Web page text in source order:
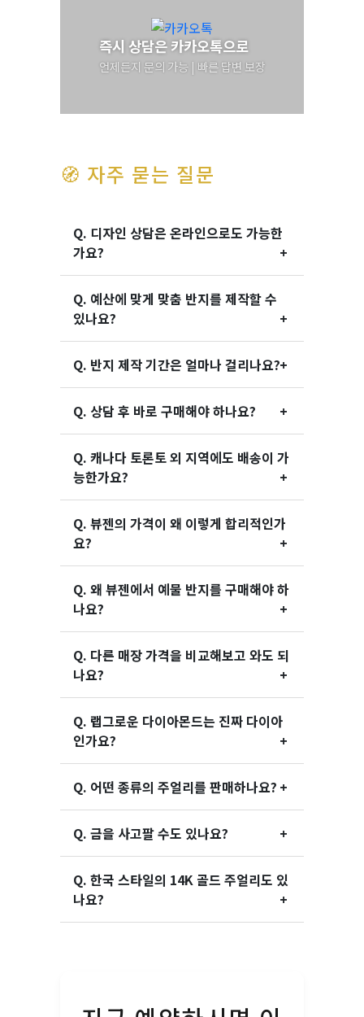
즉시 상담은 카카오톡으로
언제든지 문의 가능 | 빠른 답변 보장
🧭 자주 묻는 질문
Q. 디자인 상담은 온라인으로도 가능한
가요?
Q. 예산에 맞게 맞춤 반지를 제작할 수
있나요?
Q. 반지 제작 기간은 얼마나 걸리나요?
Q. 상담 후 바로 구매해야 하나요?
Q. 캐나다 토론토 외 지역에도 배송이 가
능한가요?
Q. 뷰젠의 가격이 왜 이렇게 합리적인가
요?
Q. 왜 뷰젠에서 예물 반지를 구매해야 하
나요?
Q. 다른 매장 가격을 비교해보고 와도 되
나요?
Q. 랩그로운 다이아몬드는 진짜 다이아
인가요?
Q. 어떤 종류의 주얼리를 판매하나요?
Q. 금을 사고팔 수도 있나요?
Q. 한국 스타일의 14K 골드 주얼리도 있
나요?